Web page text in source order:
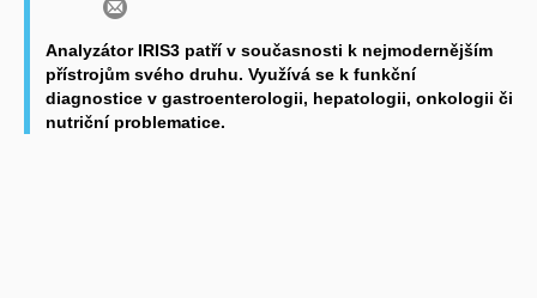
Analyzátor IRIS3 patří v současnosti k nejmodernějším
přístrojům svého druhu. Využívá se k funkční
diagnostice v gastroenterologii, hepatologii, onkologii či
nutriční problematice.